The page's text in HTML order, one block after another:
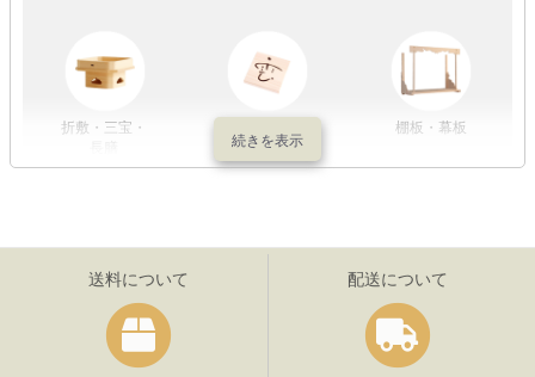
折敷・三宝・
棚板・幕板
送料について 配送について